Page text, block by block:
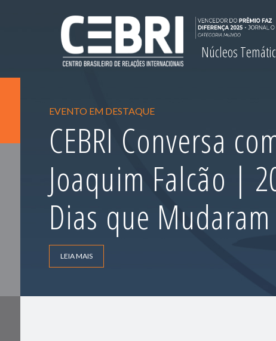
Núcleos
EVENTO EM DESTAQUE
CEBRI Conversa
Joaquim Falcão |
Dias que
LEIA MAIS